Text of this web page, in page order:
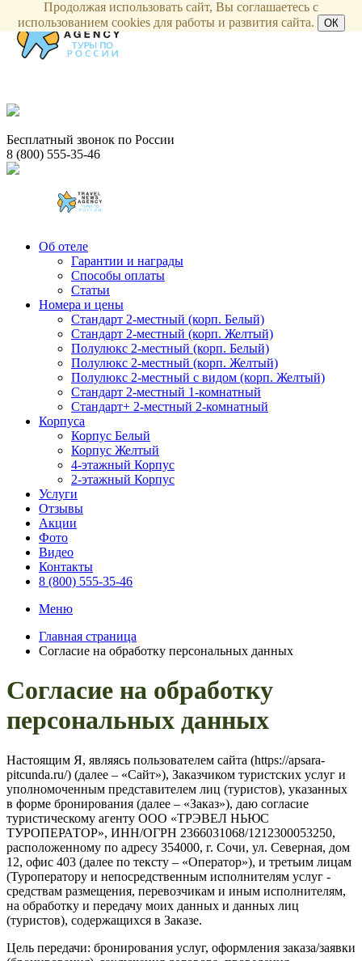
Бесплатный звонок по России
8 (800) 555-35-46
Об отеле
Гарантии и награды
Способы оплаты
Статьи
Номера и цены
Стандарт 2-местный (корп. Белый)
Стандарт 2-местный (корп. Желтый)
Полулюкс 2-местный (корп. Белый)
Полулюкс 2-местный (корп. Желтый)
Полулюкс 2-местный с видом (корп. Желтый)
Стандарт 2-местный 1-комнатный
Стандарт+ 2-местный 2-комнатный
Корпуса
Корпус Белый
Корпус Желтый
4-этажный Корпус
2-этажный Корпус
Услуги
Отзывы
Акции
Фото
Видео
Контакты
8 (800) 555-35-46
Меню
Главная страница
Согласие на обработку персональных данных
Согласие на обработку
персональных данных
Настоящим Я, являясь пользователем сайта (https://apsara-
pitcunda.ru/) (далее – «Сайт»), Заказчиком туристских услуг и
уполномоченным представителем лиц (туристов), указанных
в форме бронирования (далее – «Заказ»), даю согласие
туристическому агенту ООО «ТРЭВЕЛ НЬЮС
ТУРОПЕРАТОР», ИНН/ОГРН 2366031068/1212300053250,
расположенному по адресу 354000, г. Сочи, ул. Северная, дом
12, офис 403 (далее по тексту – «Оператор»), и третьим лицам
(Туроператору и непосредственным исполнителям услуг -
средствам размещения, перевозчикам и иным исполнителям,
на обработку и передачу моих данных и данных лиц
(туристов), содержащихся в Заказе.
Цель передачи: бронирования услуг, оформления заказа/заявки
Продолжая использовать сайт, Вы соглашаетесь с
использованием cookies для работы и развития сайта.
ОК